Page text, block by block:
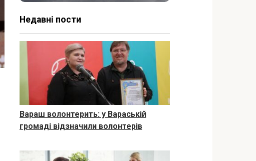
Недавні пости
Вараш волонтерить: у Вараській
громаді відзначили волонтерів